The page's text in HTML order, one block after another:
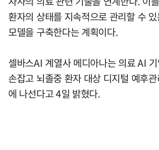
환자의 상태를 지속적으로 관리할 수
모델을 구축한다는 계획이다.
셀바스AI 계열사 메디아나는 의료 AI
손잡고 뇌졸중 환자 대상 디지털 예후
에 나선다고 4일 밝혔다.